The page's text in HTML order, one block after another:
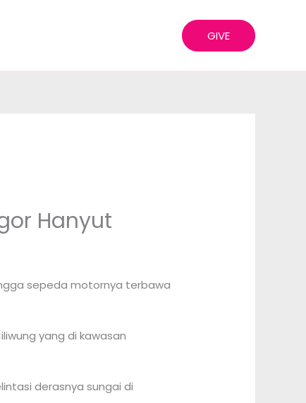
GIVE
Hanyut
sepeda motornya terbawa
yang di kawasan
derasnya sungai di